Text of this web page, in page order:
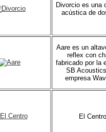
Divorcio es una
acústica de
Aare es un
reflex con
fabricado por la
SB
empresa
El Centro